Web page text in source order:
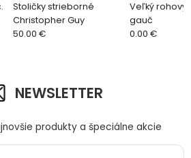
Stoličky strieborné
Christopher Guy
50.00 €
Veľký rohový
gauč
0.00 €
NEWSLETTER
produkty a špeciálne akcie